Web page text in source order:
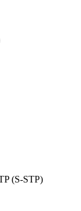
(S-STP)